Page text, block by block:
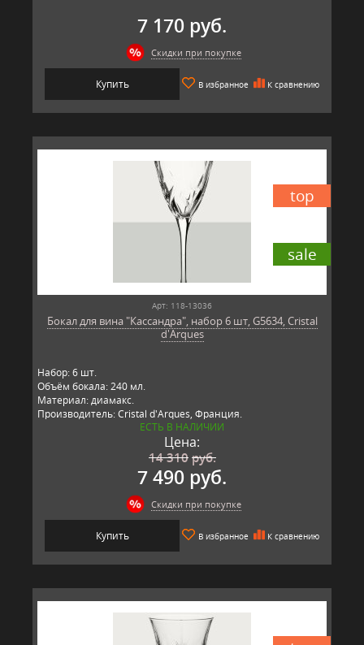
7 170 руб.
Скидки при покупке
Купить В избранное К сравнению
sale
top
Арт: 118-13036
Бокал для вина "Кассандра", набор 6 шт, G5634, Cristal
d'Arques
Набор: 6 шт.
Объём бокала: 240 мл.
Материал: диамакс.
Производитель: Cristal d'Arques, Франция.
ЕСТЬ В НАЛИЧИИ
Цена:
14 310 руб.
7 490 руб.
Скидки при покупке
Купить В избранное К сравнению